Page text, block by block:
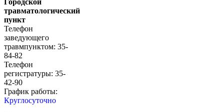
травматологический
пункт
Телефон
заведующего
травмпунктом: 35-
84-82
Телефон
регистратуры: 35-
42-90
График работы:
Круглосуточно